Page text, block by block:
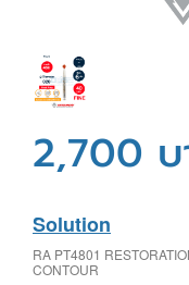
2,700 บ
Solution
RA PT4801
CONTOUR